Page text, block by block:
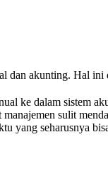
akunting. Hal ini
ke dalam sistem
sulit
yang seharusnya